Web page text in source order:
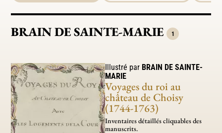
BRAIN DE SAINTE-MARIE 1
Illustré par BRAIN DE SAINTE-
MARIE
Voyages du roi au
château de Choisy
(1744-1763)
Inventaires détaillés cliquables des
manuscrits.